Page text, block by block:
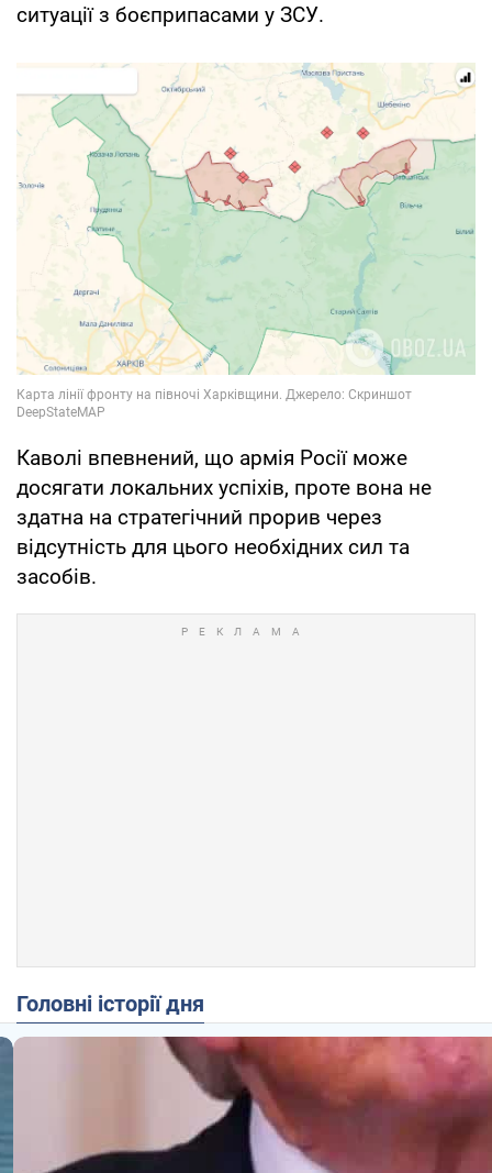
ситуації з боєприпасами у ЗСУ.
Каволі впевнений, що армія Росії може
досягати локальних успіхів, проте вона не
здатна на стратегічний прорив через
відсутність для цього необхідних сил та
засобів.
Головні історії дня